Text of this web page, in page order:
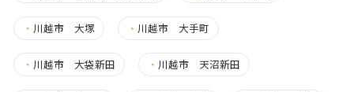
・ 川越市 大塚 ・ 川越市 大手町
・ 川越市 大袋新田 ・ 川越市 天沼新田